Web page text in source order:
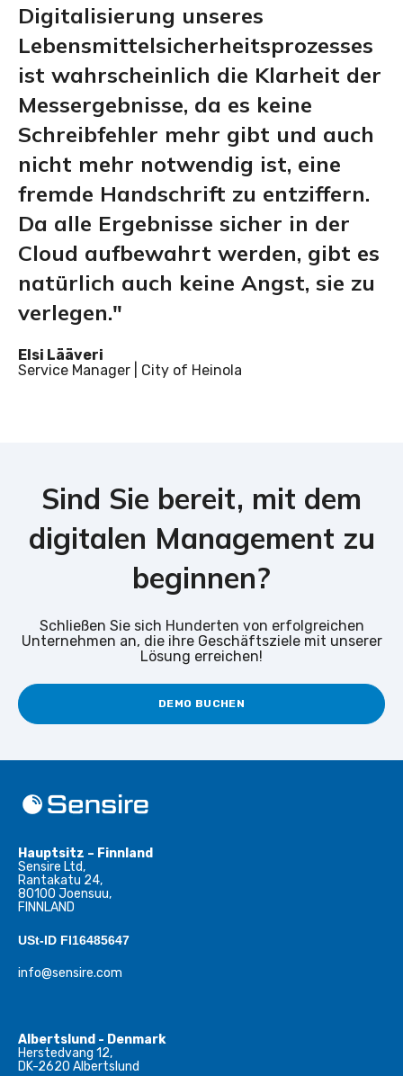
Digitalisierung unseres
Lebensmittelsicherheitsprozesses
ist wahrscheinlich die Klarheit der
Messergebnisse, da es keine
Schreibfehler mehr gibt und auch
nicht mehr notwendig ist, eine
fremde Handschrift zu entziffern.
Da alle Ergebnisse sicher in der
Cloud aufbewahrt werden, gibt es
natürlich auch keine Angst, sie zu
verlegen."
Elsi Lääveri
Service Manager | City of Heinola
Sind Sie bereit, mit dem
digitalen Management zu
beginnen?
Schließen Sie sich Hunderten von erfolgreichen
Unternehmen an, die ihre Geschäftsziele mit unserer
Lösung erreichen!
DEMO BUCHEN
Hauptsitz – Finnland
Sensire Ltd,
Rantakatu 24,
80100 Joensuu,
FINNLAND
USt-ID FI16485647
info@sensire.com
Albertslund - Denmark
Herstedvang 12,
DK-2620 Albertslund